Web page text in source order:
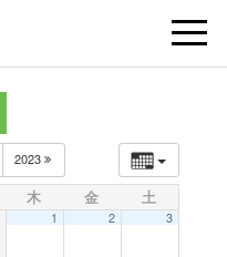
t
2023
木 金 土
1 2 3